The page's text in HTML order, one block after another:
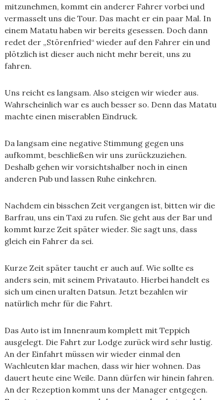
mitzunehmen, kommt ein anderer Fahrer vorbei und
vermasselt uns die Tour. Das macht er ein paar Mal. In
einem Matatu haben wir bereits gesessen. Doch dann
redet der „Störenfried“ wieder auf den Fahrer ein und
plötzlich ist dieser auch nicht mehr bereit, uns zu
fahren.
Uns reicht es langsam. Also steigen wir wieder aus.
Wahrscheinlich war es auch besser so. Denn das Matatu
machte einen miserablen Eindruck.
Da langsam eine negative Stimmung gegen uns
aufkommt, beschließen wir uns zurückzuziehen.
Deshalb gehen wir vorsichtshalber noch in einen
anderen Pub und lassen Ruhe einkehren.
Nachdem ein bisschen Zeit vergangen ist, bitten wir die
Barfrau, uns ein Taxi zu rufen. Sie geht aus der Bar und
kommt kurze Zeit später wieder. Sie sagt uns, dass
gleich ein Fahrer da sei.
Kurze Zeit später taucht er auch auf. Wie sollte es
anders sein, mit seinem Privatauto. Hierbei handelt es
sich um einen uralten Datsun. Jetzt bezahlen wir
natürlich mehr für die Fahrt.
Das Auto ist im Innenraum komplett mit Teppich
ausgelegt. Die Fahrt zur Lodge zurück wird sehr lustig.
An der Einfahrt müssen wir wieder einmal den
Wachleuten klar machen, dass wir hier wohnen. Das
dauert heute eine Weile. Dann dürfen wir hinein fahren.
An der Rezeption kommt uns der Manager entgegen.